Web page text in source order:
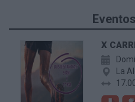
Eventos
X
La